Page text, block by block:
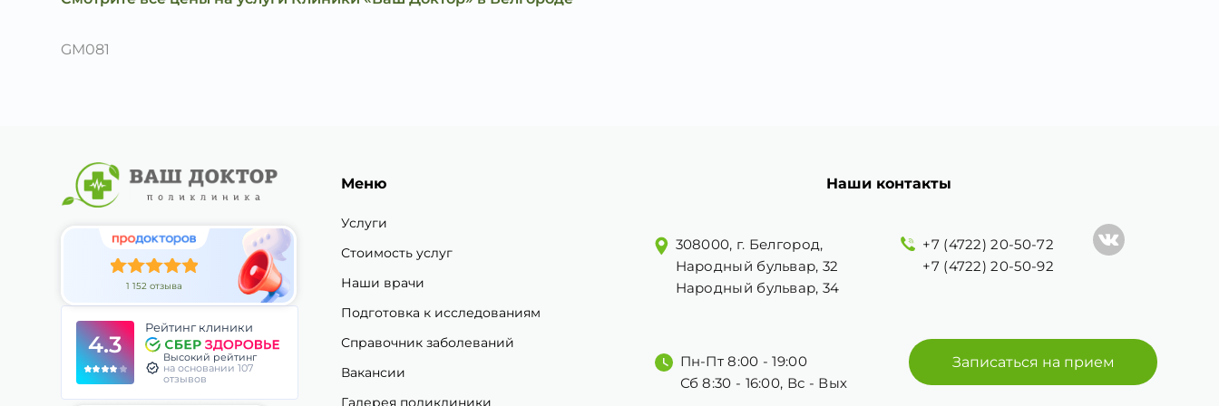
GM081
1 152 отзыва
4.3
Рейтинг клиники
Высокий рейтинг
на основании 107
отзывов
Меню
Услуги
Стоимость услуг
Наши врачи
Подготовка к исследованиям
Справочник заболеваний
Вакансии
Галерея поликлиники
Наши контакты
308000, г. Белгород,
Народный бульвар, 32
Народный бульвар, 34
Пн-Пт 8:00 - 19:00
Сб 8:30 - 16:00, Вс - Вых
+7 (4722) 20-50-72
+7 (4722) 20-50-92
Записаться на прием